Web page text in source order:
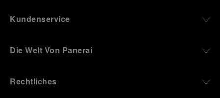
Kundenservice
Die Welt Von Panerai
Rechtliches